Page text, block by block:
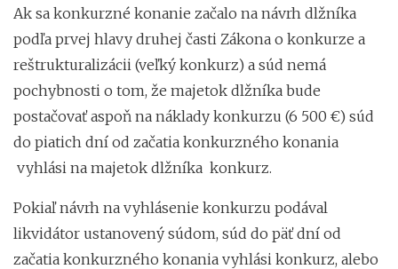
Ak sa konkurzné konanie začalo na návrh dlžníka
podľa prvej hlavy druhej časti Zákona o konkurze a
reštrukturalizácii (veľký konkurz) a súd nemá
pochybnosti o tom, že majetok dlžníka bude
postačovať aspoň na náklady konkurzu (6 500 €) súd
do piatich dní od začatia konkurzného konania
vyhlási na majetok dlžníka konkurz.
Pokiaľ návrh na vyhlásenie konkurzu podával
likvidátor ustanovený súdom, súd do päť dní od
začatia konkurzného konania vyhlási konkurz, alebo